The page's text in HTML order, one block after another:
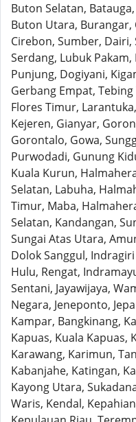
Buton Selatan,
Buton Utara, Burangar,
Cirebon, Sumber, Dairi,
Serdang, Lubuk
Punjung, Dogiyani,
Gerbang Empat, Tebing
Flores Timur,
Kejeren, Gianyar,
Gorontalo, Gowa,
Purwodadi, Gunung
Kuala Kurun,
Selatan, Labuha,
Timur, Maba,
Selatan, Kandangan,
Sungai Atas Utara,
Dolok Sanggul,
Hulu, Rengat,
Sentani, Jayawijaya,
Negara, Jeneponto,
Kampar, Bangkinang,
Kapuas, Kuala Kapuas,
Karawang, Karimun,
Kabanjahe, Katingan,
Kayong Utara,
Waris, Kendal,